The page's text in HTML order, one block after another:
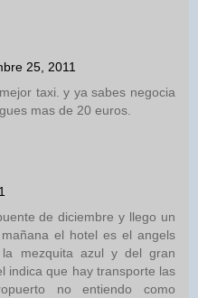
25, 2011
taxi. y ya sabes negocia
mas de 20 euros.
de diciembre y llego un
el hotel es el angels
mezquita azul y del gran
indica que hay transporte las
no entiendo como